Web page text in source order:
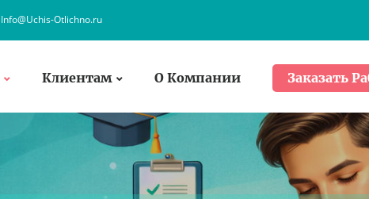
Info@Uchis-Otlichno.ru
Клиентам О Компании Заказать